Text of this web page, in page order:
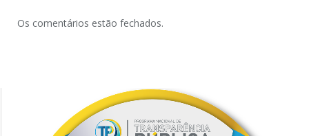
Os comentários estão fechados.